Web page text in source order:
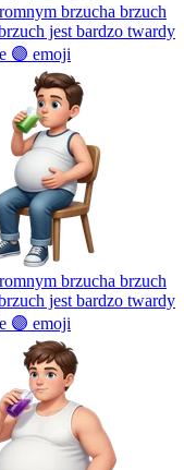
brzucha brzuch
jest bardzo twardy
🟣 emoji
brzucha brzuch
jest bardzo twardy
🟣 emoji